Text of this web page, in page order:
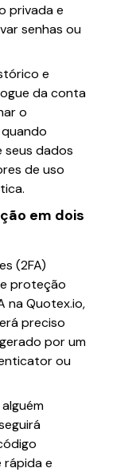
privada e
senhas ou
e
da conta
o
seus dados
de uso
em dois
(2FA)
proteção
na Quotex.io,
preciso
por um
ou
rápida e